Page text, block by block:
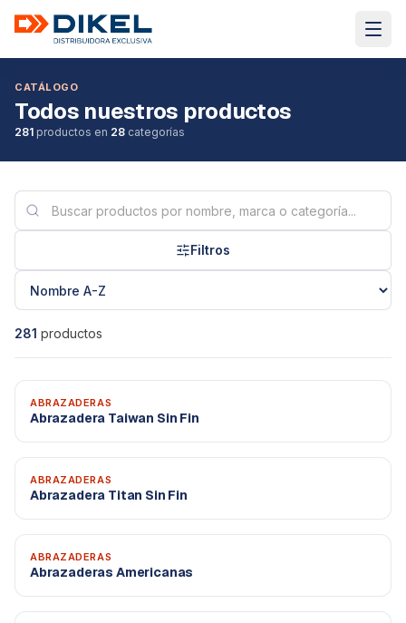
CATÁLOGO
Todos nuestros productos
281 productos en 28 categorías
Filtros
281 productos
ABRAZADERAS
Abrazadera Taiwan Sin Fin
ABRAZADERAS
Abrazadera Titan Sin Fin
ABRAZADERAS
Abrazaderas Americanas